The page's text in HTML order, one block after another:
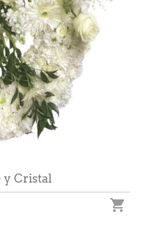
y Cristal
